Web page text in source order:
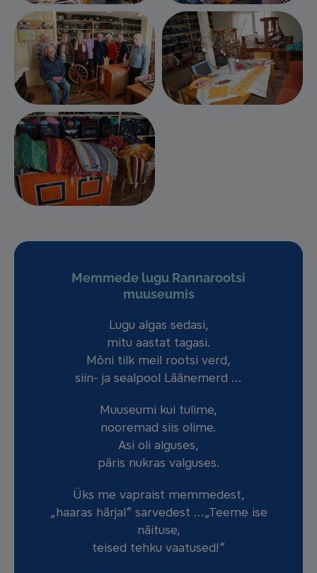
Memmede lugu Rannarootsi
muuseumis
Lugu algas sedasi,
mitu aastat tagasi.
Mõni tilk meil rootsi verd,
siin- ja sealpool Läänemerd …
Muuseumi kui tulime,
nooremad siis olime.
Asi oli alguses,
päris nukras valguses.
Üks me vapraist memmedest,
„haaras härjal“ sarvedest …„Teeme ise
näituse,
teised tehku vaatused!“